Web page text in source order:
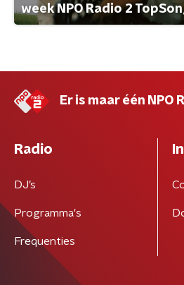
week NPO Radio 2
Er is maar één NPO
Radio
DJ’s
Programma's
Frequenties